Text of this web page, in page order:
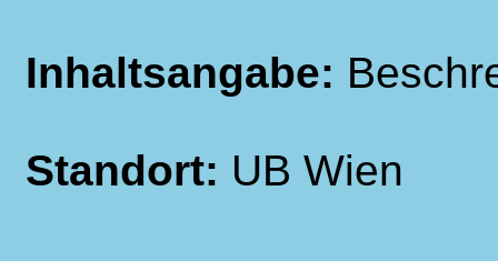
Inhaltsangabe:
Standort: UB Wien